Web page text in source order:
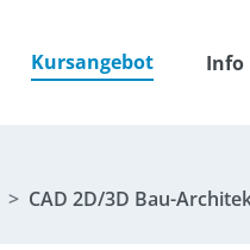
Kursangebot Info
CAD 2D/3D Bau-